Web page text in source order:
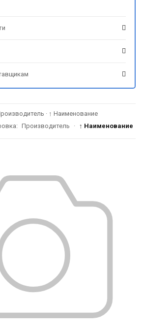
· ↑ Наименование
Производитель · ↑ Наименование